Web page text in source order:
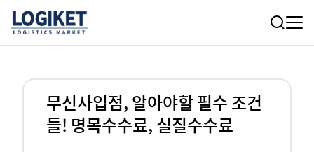
무신사입점, 알아야할 필수 조건
들! 명목수수료, 실질수수료